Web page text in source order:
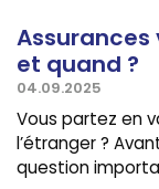
et quand ?
04.09.2025
Vous partez en
l’étranger ?
question